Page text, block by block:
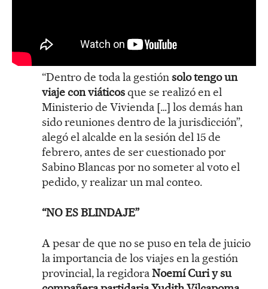
“Dentro de toda la gestiónsolo tengo un
viaje con viáticosque se realizó en el
Ministerio de Vivienda […] los demás han
sido reuniones dentro de la jurisdicción”,
alegó el alcalde en la sesión del 15 de
febrero, antes de ser cuestionado por
Sabino Blancas por no someter al voto el
pedido, y realizar un mal conteo.
“NO ES BLINDAJE”
A pesar de que no se puso en tela de juicio
la importancia de los viajes en la gestión
provincial, la regidoraNoemí Curi y su